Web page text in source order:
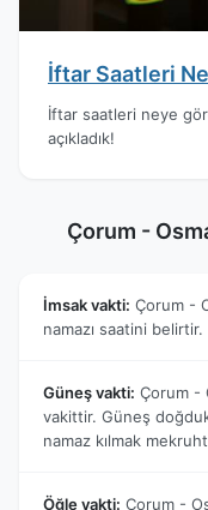
İftar Saatleri
İftar saatleri neye
açıkladık!
Çorum -
İmsak vakti: Çorum -
namazı saatini belirtir.
Güneş vakti: Çorum -
vakittir. Güneş
namaz kılmak
Öğle vakti: Çorum -